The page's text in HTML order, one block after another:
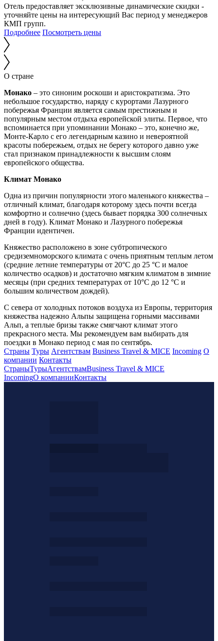
Отель предоставляет эксклюзивные динамические скидки -
уточняйте цены на интересующий Вас период у менеджеров
КМП групп.
Подробнее Посмотреть цены
О стране
Монако – это синоним роскоши и аристократизма. Это
небольшое государство, наряду с курортами Лазурного
побережья Франции является самым престижным и
популярным местом отдыха европейской элиты. Первое, что
вспоминается при упоминании Монако – это, конечно же,
Монте-Карло с его легендарным казино и невероятной
красоты побережьем, отдых не берегу которого давно уже
стал признаком принадлежности к высшим слоям
европейского общества.
Климат Монако
Одна из причин популярности этого маленького княжества –
отличный климат, благодаря которому здесь почти всегда
комфортно и солнечно (здесь бывает порядка 300 солнечных
дней в году). Климат Монако и Лазурного побережья
Франции идентичен.
Княжество расположено в зоне субтропического
средиземноморского климата с очень приятным теплым летом
(средние летние температуры от 20°C до 25 °C и малое
количество осадков) и достаточно мягким климатом в зимние
месяцы (при средних температурах от 10°C до 12 °C и
большим количеством дождей).
С севера от холодных потоков воздуха из Европы, территория
княжества надежно Альпы защищена горными массивами
Альп, а теплые бризы также смягчают климат этого
прекрасного места. Мы рекомендуем вам выбирать для
поездки в Монако период с мая по сентябрь.
Страны Туры Агентствам Business Travel & MICE Incoming О
компании Контакты
СтраныТурыАгентствамBusiness Travel & MICE
IncomingО компанииКонтакты